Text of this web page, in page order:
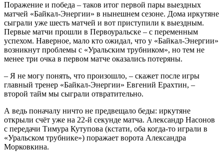
Поражение и победа – таков итог первой пары выездных
матчей «Байкал-Энергии» в нынешнем сезоне. Дома иркутяне
сыграли уже шесть матчей и вот приступили к выездным.
Первые матчи прошли в Первоуральске – с переменным
успехом. Наверное, мало кто ожидал, что у «Байкал-Энергии»
возникнут проблемы с «Уральским трубником», но тем не
менее три очка в первом матче оказались потеряны.
– Я не могу понять, что произошло, – скажет после игры
главный тренер «Байкал-Энергии» Евгений Ерахтин, –
второй тайм мы сыграли отвратительно.
А ведь поначалу ничто не предвещало беды: иркутяне
открыли счёт уже на 22-й секунде матча. Александр Насонов
с передачи Тимура Кутупова (кстати, оба когда-то играли в
«Уральском трубнике») поражает ворота Александра
Морковкина.